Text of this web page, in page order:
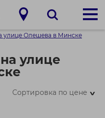
улице Олешева в Минске
улице
Сортировка по цене>